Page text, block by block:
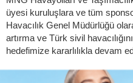
üyesi kuruluşlara ve tüm
Havacılık Genel Müdürlüğü
artırma ve Türk sivil
hedefimize kararlılıkla devam